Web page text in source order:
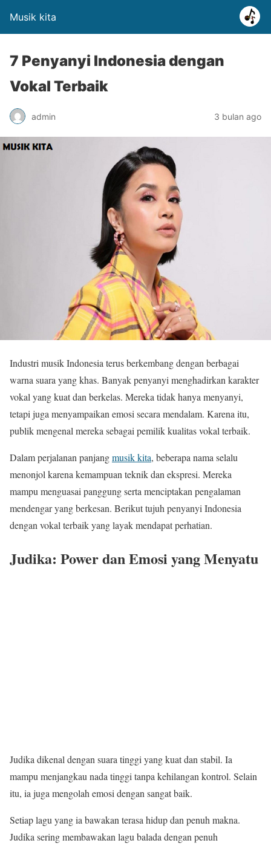
Musik kita
7 Penyanyi Indonesia dengan
Vokal Terbaik
admin 3 bulan ago
Industri musik Indonesia terus berkembang dengan berbagai
warna suara yang khas. Banyak penyanyi menghadirkan karakter
vokal yang kuat dan berkelas. Mereka tidak hanya menyanyi,
tetapi juga menyampaikan emosi secara mendalam. Karena itu,
publik mengenal mereka sebagai pemilik kualitas vokal terbaik.
Dalam perjalanan panjangmusik kita, beberapa nama selalu
menonjol karena kemampuan teknik dan ekspresi. Mereka
mampu menguasai panggung serta menciptakan pengalaman
mendengar yang berkesan. Berikut tujuh penyanyi Indonesia
dengan vokal terbaik yang layak mendapat perhatian.
Judika: Power dan Emosi yang Menyatu
Judika dikenal dengan suara tinggi yang kuat dan stabil. Ia
mampu menjangkau nada tinggi tanpa kehilangan kontrol. Selain
itu, ia juga mengolah emosi dengan sangat baik.
Setiap lagu yang ia bawakan terasa hidup dan penuh makna.
Judika sering membawakan lagu balada dengan penuh